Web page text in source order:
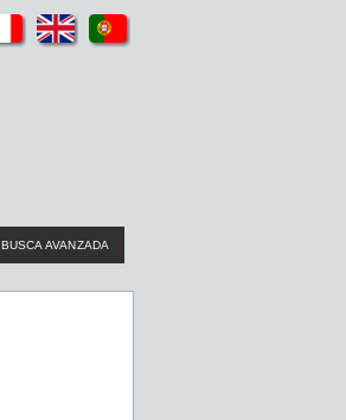
BUSCA AVANZADA